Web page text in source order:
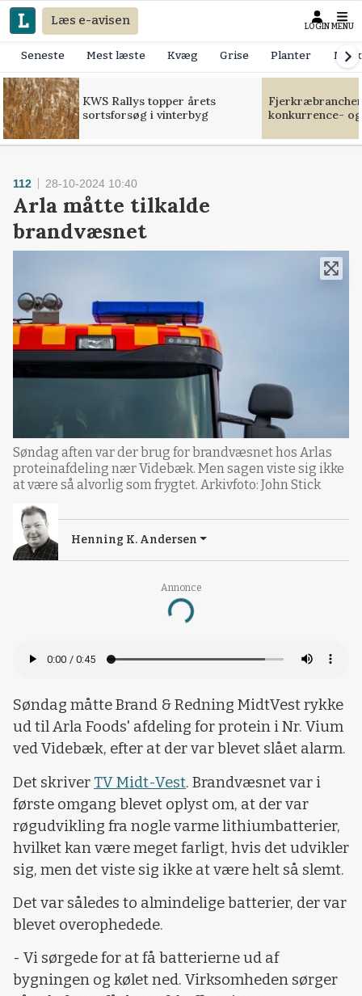
Læs e-avisen LOGIN MENU
Seneste Mest læste Kvæg Grise Planter
KWS Rallys topper årets
sortsforsøg i vinterbyg
konkurrence-
Annonce
Loading...
112 28-10-2024 10:40
Arla måtte tilkalde
brandvæsnet
Søndag aften var der brug for brandvæsnet hos Arlas
proteinafdeling nær Videbæk. Men sagen viste sig ikke
at være så alvorlig som frygtet. Arkivfoto: John Stick
Henning K. Andersen
Søndag måtte Brand & Redning MidtVest rykke
ud til Arla Foods' afdeling for protein i Nr. Vium
ved Videbæk, efter at der var blevet slået alarm.
Det skriver TV Midt-Vest. Brandvæsnet var i
første omgang blevet oplyst om, at der var
røgudvikling fra nogle varme lithiumbatterier,
hvilket kan være meget farligt, hvis det udvikler
sig, men det viste sig ikke at være helt så slemt.
Det var således to almindelige batterier, der var
blevet overophedede.
- Vi sørgede for at få batterierne ud af
bygningen og kølet ned. Virksomheden sørger